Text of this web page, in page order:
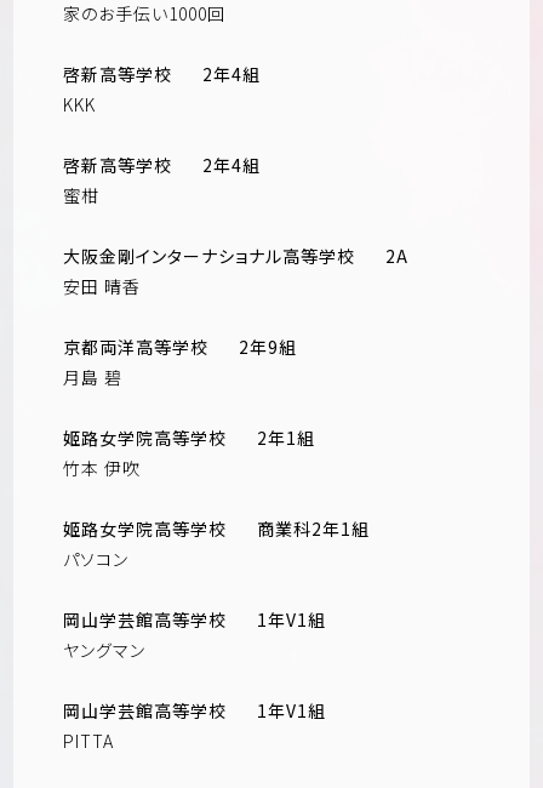
家のお手伝い1000回
啓新高等学校
2年4組
KKK
啓新高等学校
2年4組
蜜柑
大阪金剛インターナショナル高等学校
2A
安田 晴香
京都両洋高等学校
2年9組
月島 碧
姬路女学院高等学校
2年1組
竹本 伊吹
姬路女学院高等学校
商業科2年1組
パソコン
岡山学芸館高等学校
1年V1組
ヤングマン
岡山学芸館高等学校
1年V1組
PITTA